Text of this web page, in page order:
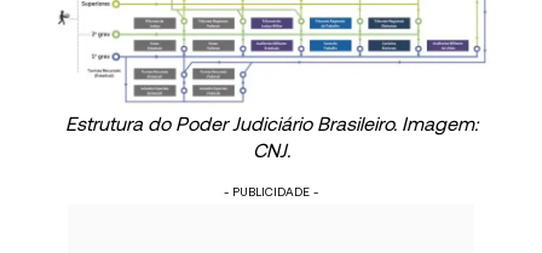
Estrutura do Poder Judiciário Brasileiro. Imagem:
CNJ.
- PUBLICIDADE -